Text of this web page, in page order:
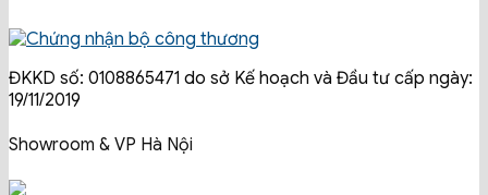
ĐKKD số: 0108865471 do sở Kế hoạch và Đầu tư cấp ngày:
19/11/2019
Showroom & VP Hà Nội